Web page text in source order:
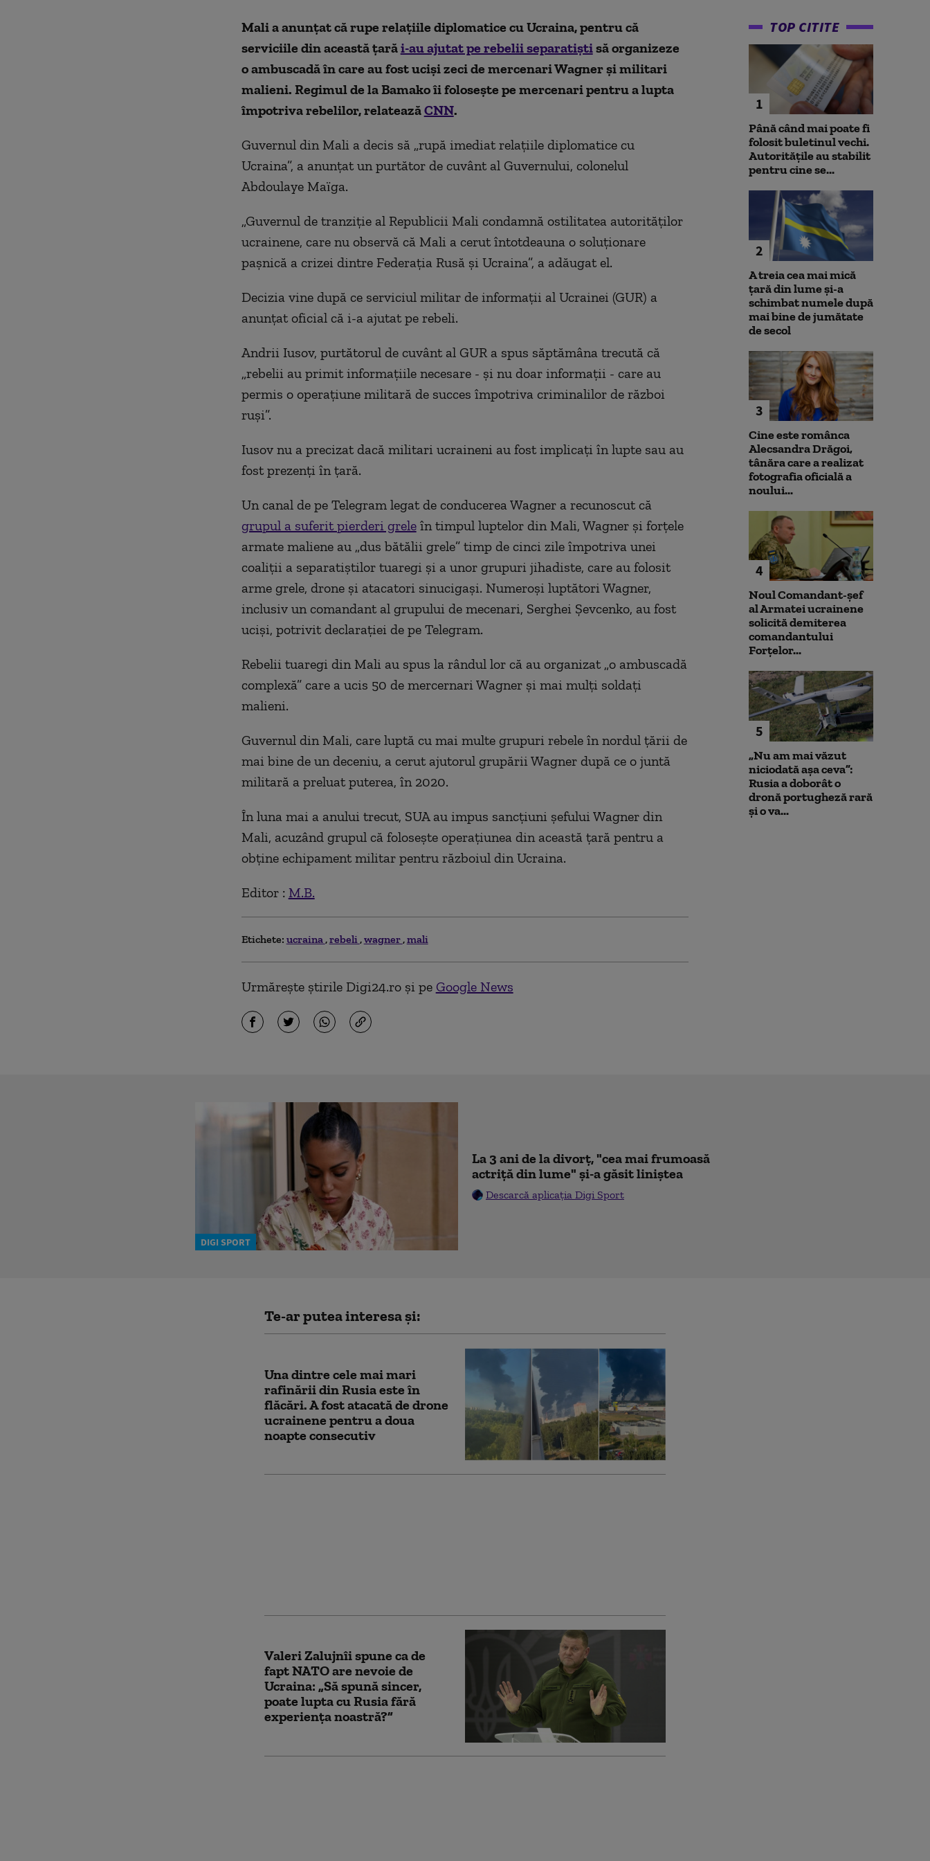
Mali a anunţat că rupe relaţiile diplomatice cu Ucraina, pentru că
serviciile din această țarăi-au ajutat pe rebelii separatiștisă organizeze
o ambuscadă în care au fost uciși zeci de mercenari Wagner și militari
malieni. Regimul de la Bamako îi folosește pe mercenari pentru a lupta
împotriva rebelilor, relateazăCNN.
Guvernul din Mali a decis să „rupă imediat relaţiile diplomatice cu
Ucraina”, a anunţat un purtător de cuvânt al Guvernului, colonelul
Abdoulaye Maïga.
„Guvernul de tranziție al Republicii Mali condamnă ostilitatea autorităților
ucrainene, care nu observă că Mali a cerut întotdeauna o soluționare
pașnică a crizei dintre Federația Rusă și Ucraina”, a adăugat el.
Decizia vine după ce serviciul militar de informații al Ucrainei (GUR) a
anunțat oficial că i-a ajutat pe rebeli.
Andrii Iusov, purtătorul de cuvânt al GUR a spus săptămâna trecută că
„rebelii au primit informațiile necesare - și nu doar informații - care au
permis o operațiune militară de succes împotriva criminalilor de război
ruși”.
Iusov nu a precizat dacă militari ucraineni au fost implicați în lupte sau au
fost prezenți în țară.
Un canal de pe Telegram legat de conducerea Wagner a recunoscut că
grupul a suferit pierderi greleîn timpul luptelor din Mali, Wagner și forțele
armate maliene au „dus bătălii grele” timp de cinci zile împotriva unei
coaliții a separatiștilor tuaregi și a unor grupuri jihadiste, care au folosit
arme grele, drone și atacatori sinucigași. Numeroși luptători Wagner,
inclusiv un comandant al grupului de mecenari, Serghei Șevcenko, au fost
uciși, potrivit declarației de pe Telegram.
Rebelii tuaregi din Mali au spus la rândul lor că au organizat „o ambuscadă
complexă” care a ucis 50 de mercernari Wagner și mai mulți soldați
malieni.
Guvernul din Mali, care luptă cu mai multe grupuri rebele în nordul țării de
mai bine de un deceniu, a cerut ajutorul grupării Wagner după ce o juntă
militară a preluat puterea, în 2020.
În luna mai a anului trecut, SUA au impus sancțiuni șefului Wagner din
Mali, acuzând grupul că folosește operațiunea din această țară pentru a
obține echipament militar pentru războiul din Ucraina.
Editor : M.B.
Etichete: ucraina rebeli wagner mali
Urmărește știrile Digi24.ro și pe Google News
TOP CITITE
1
Până când mai poate fi
folosit buletinul vechi.
Autoritățile au stabilit
pentru cine se...
2
A treia cea mai mică
țară din lume și-a
schimbat numele după
mai bine de jumătate
de secol
3
Cine este românca
Alecsandra Drăgoi,
tânăra care a realizat
fotografia oficială a
noului...
4
Noul Comandant-șef
al Armatei ucrainene
solicită demiterea
comandantului
Forțelor...
5
„Nu am mai văzut
niciodată așa ceva”:
Rusia a doborât o
dronă portugheză rară
și o va...
DIGI SPORT
La 3 ani de la divorț, "cea mai frumoasă
actriță din lume" și-a găsit liniștea
Descarcă aplicația Digi Sport
Te-ar putea interesa și:
Una dintre cele mai mari
rafinării din Rusia este în
flăcări. A fost atacată de drone
ucrainene pentru a doua
noapte consecutiv
Valeri Zalujnîi spune ca de
fapt NATO are nevoie de
Ucraina: „Să spună sincer,
poate lupta cu Rusia fără
experiența noastră?”